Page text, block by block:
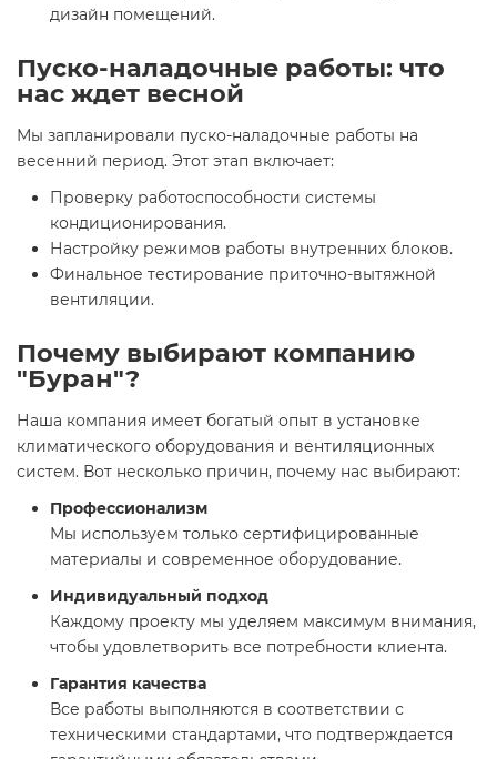
дизайн помещений.
Пуско-наладочные работы: что
нас ждет весной
Мы запланировали пуско-наладочные работы на
весенний период. Этот этап включает:
Проверку работоспособности системы
кондиционирования.
Настройку режимов работы внутренних блоков.
Финальное тестирование приточно-вытяжной
вентиляции.
Почему выбирают компанию
"Буран"?
Наша компания имеет богатый опыт в установке
климатического оборудования и вентиляционных
систем. Вот несколько причин, почему нас выбирают:
Профессионализм
Мы используем только сертифицированные
материалы и современное оборудование.
Индивидуальный подход
Каждому проекту мы уделяем максимум внимания,
чтобы удовлетворить все потребности клиента.
Гарантия качества
Все работы выполняются в соответствии с
техническими стандартами, что подтверждается